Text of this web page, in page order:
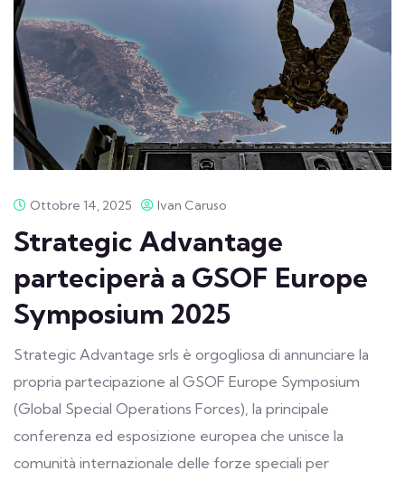
Ottobre 14, 2025 Ivan Caruso
Strategic Advantage
parteciperà a GSOF Europe
Symposium 2025
Strategic Advantage srls è orgogliosa di annunciare la
propria partecipazione al GSOF Europe Symposium
(Global Special Operations Forces), la principale
conferenza ed esposizione europea che unisce la
comunità internazionale delle forze speciali per